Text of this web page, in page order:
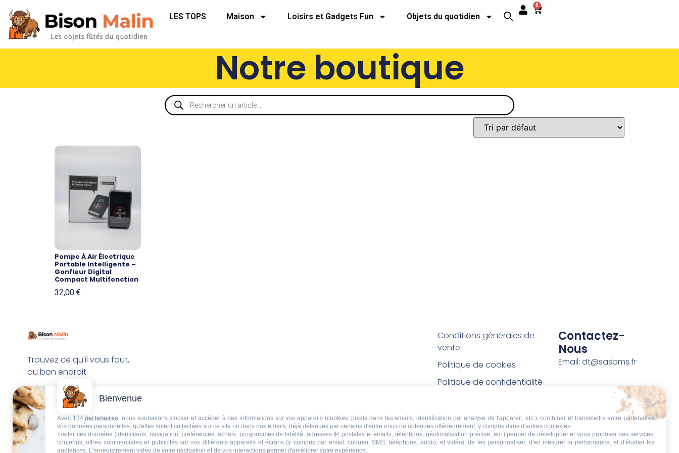
LES TOPS Maison Loisirs et Gadgets Fun Objets du quotidien
0
Notre boutique
Pompe À Air Électrique
Portable Intelligente –
Gonfleur Digital
Compact Multifonction
32,00 €
Trouvez ce qu'il vous faut,
au bon endroit
Conditions générales de
vente
Politique de cookies
Politique de confidentialité
Conditions de retour et de
remboursement
Droit de rétractation
Contactez-
Nous
Email: dt@sasbms.fr
Bienvenue
Avec 134 partenaires, nous souhaitons stocker et accéder à des informations sur vos appareils (cookies, pixels dans les emails, identification par analyse de l'appareil, etc.), combiner et transmettre entre partenaires
vos données personnelles, qu'elles soient collectées sur ce site ou dans nos emails, déjà détenues par certains d'entre nous ou obtenues ultérieurement, y compris dans d'autres contextes.
Traiter ces données (identifiants, navigation, préférences, achats, programmes de fidélité, adresses IP, postales et emails, téléphone, géolocalisation précise, etc.) permet de développer et vous proposer des services,
contenus, offres commerciales et publicités sur vos différents appareils et écrans (y compris par email, courrier, SMS, téléphone, audio, et vidéo), de les personnaliser, d'en mesurer la performance, et d'étudier les
audiences. L'enregistrement vidéo de votre navigation et de vos interactions permet d'améliorer votre expérience.